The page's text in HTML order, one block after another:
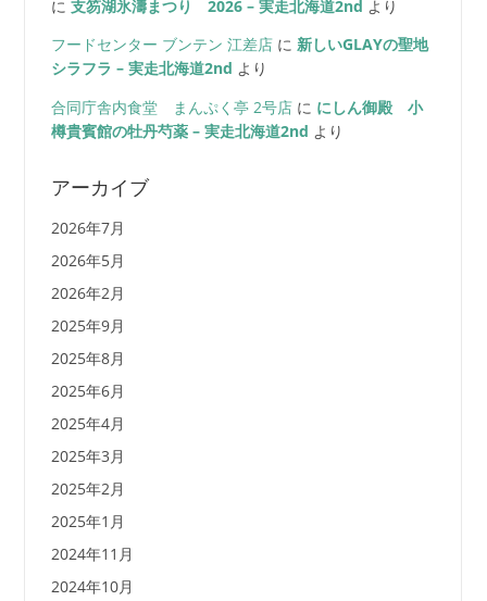
に 支笏湖氷濤まつり 2026 – 実走北海道2nd より
フードセンター ブンテン 江差店に 新しいGLAYの聖地
シラフラ – 実走北海道2nd より
合同庁舎内食堂 まんぷく亭 2号店に にしん御殿 小
樽貴賓館の牡丹芍薬 – 実走北海道2nd より
アーカイブ
2026年7月
2026年5月
2026年2月
2025年9月
2025年8月
2025年6月
2025年4月
2025年3月
2025年2月
2025年1月
2024年11月
2024年10月